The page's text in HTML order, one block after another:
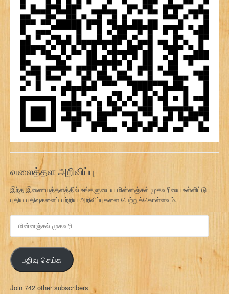
வலைத்தள அறிவிப்பு
இந்த இணையத்தளத்தில் உங்களுடைய மின்னஞ்சல் முகவரியை உள்ளிட்டு
புதிய பதிவுகளைப் பற்றிய அறிவிப்புகளை பெற்றுக்கொள்ளவும்.
ன
ஞ்
ச
ல்
க
பதிவு செய்க
Join 742 other subscribers